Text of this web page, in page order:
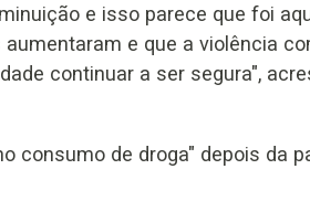
e isso parece que foi
e que a violência
continuar a ser segura",
consumo de droga" depois da